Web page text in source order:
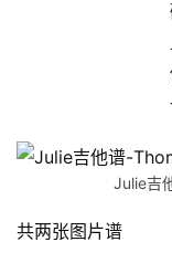
Julie吉
共两张图片谱